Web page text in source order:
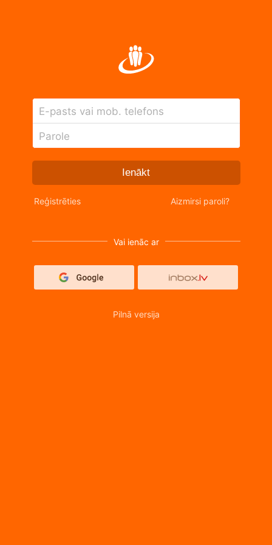
E-pasts vai mob. telefons
Parole
Ienākt
Reģistrēties Aizmirsi paroli?
Vai ienāc ar
Pilnā versija